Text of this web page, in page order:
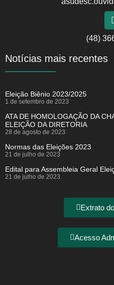
(48)
Notícias mais recentes
Eleição Biênio 2023/2025
1 de setembro de 2023
ATA DE HOMOLOGAÇÃO DA
ELEIÇÃO DA DIRETORIA
28 de agosto de 2023
Normas das Eleições 2023
21 de julho de 2023
Edital para Assembleia Geral
21 de julho de 2023
Extrato
Acesso